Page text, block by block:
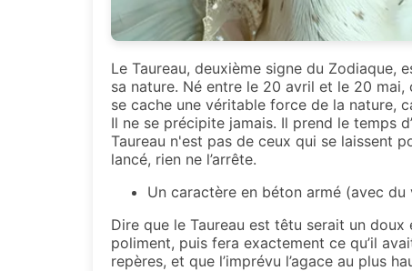
Le Taureau, deuxième signe du Zodiaque,
sa nature. Né entre le 20 avril et le 20
se cache une véritable force de la nature,
Il ne se précipite jamais. Il prend le temps
Taureau n'est pas de ceux qui se laissent
lancé, rien ne l’arrête.
Un caractère en béton armé (avec du
Dire que le Taureau est têtu serait un doux
poliment, puis fera exactement ce qu’il
repères, et que l’imprévu l’agace au plus